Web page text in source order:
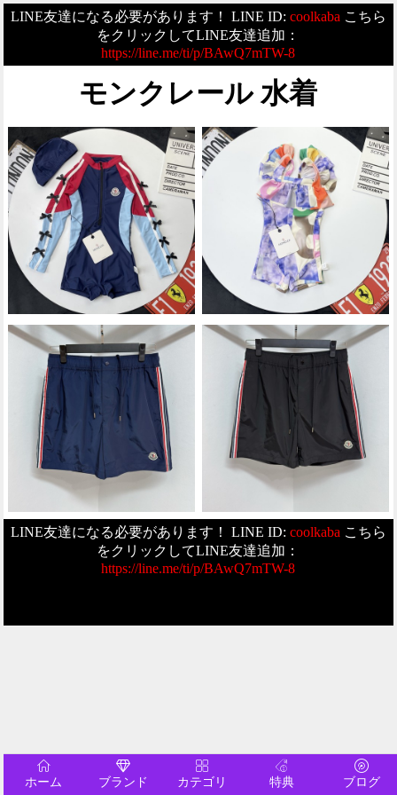
LINE友達になる必要があります！ LINE ID: coolkabaこちら
をクリックしてLINE友達追加：
https://line.me/ti/p/BAwQ7mTW-8
モンクレール 水着
LINE友達になる必要があります！ LINE ID: coolkabaこちら
をクリックしてLINE友達追加：
https://line.me/ti/p/BAwQ7mTW-8
ホーム ブランド カテゴリ 特典 ブログ